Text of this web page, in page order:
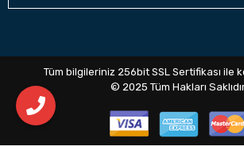
Tüm bilgileriniz 256bit SSL Sertifikası ile
© 2025 Tüm Hakları